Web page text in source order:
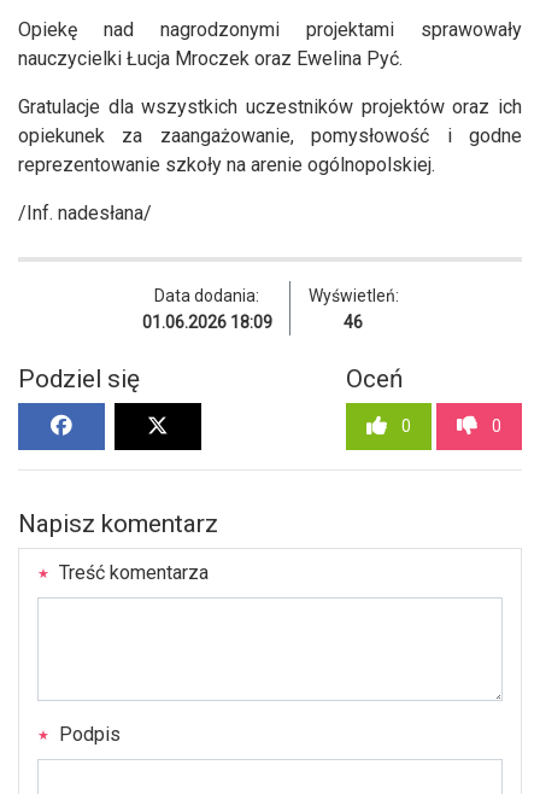
Opiekę nad nagrodzonymi projektami sprawowały
nauczycielki Łucja Mroczek oraz Ewelina Pyć.
Gratulacje dla wszystkich uczestników projektów oraz ich
opiekunek za zaangażowanie, pomysłowość i godne
reprezentowanie szkoły na arenie ogólnopolskiej.
/Inf. nadesłana/
Data dodania:
01.06.2026 18:09
Wyświetleń:
46
Podziel się Oceń
0 0
Napisz komentarz
Treść komentarza
Podpis